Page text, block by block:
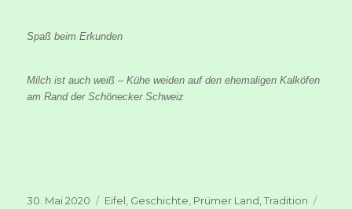
Spaß beim Erkunden
Milch ist auch weiß – Kühe weiden auf den ehemaligen Kalköfen
am Rand der Schönecker Schweiz
Veröffentlicht
30. Mai 2020 Kategorien
Eifel, Geschichte, Prümer Land,Tradition